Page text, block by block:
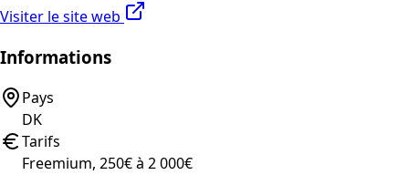
Visiter le site web
Informations
Pays
DK
Tarifs
Freemium, 250€ à 2 000€